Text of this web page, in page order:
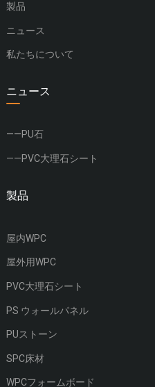
製品
ニュース
私たちについて
ニュース
——PU石
——PVC大理石シート
製品
屋内WPC
屋外用WPC
PVC大理石シート
PS ウォールパネル
PUストーン
SPC床材
WPCフォームボード